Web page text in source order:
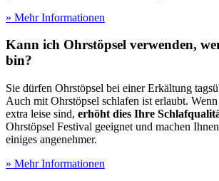
» Mehr Informationen
Kann ich Ohrstöpsel verwenden,
bin?
Sie dürfen Ohrstöpsel bei einer Erkältung
Auch mit Ohrstöpsel schlafen ist erlaubt.
extra leise sind, erhöht dies Ihre
Ohrstöpsel Festival geeignet und machen
einiges angenehmer.
» Mehr Informationen